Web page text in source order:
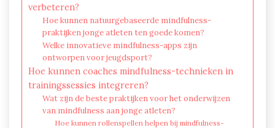
verbeteren?
Hoe kunnen natuurgebaseerde mindfulness-
praktijken jonge atleten ten goede komen?
Welke innovatieve mindfulness-apps zijn
ontworpen voor jeugdsport?
Hoe kunnen coaches mindfulness-technieken in
trainingssessies integreren?
Wat zijn de beste praktijken voor het onderwijzen
van mindfulness aan jonge atleten?
Hoe kunnen rollenspellen helpen bij mindfulness-